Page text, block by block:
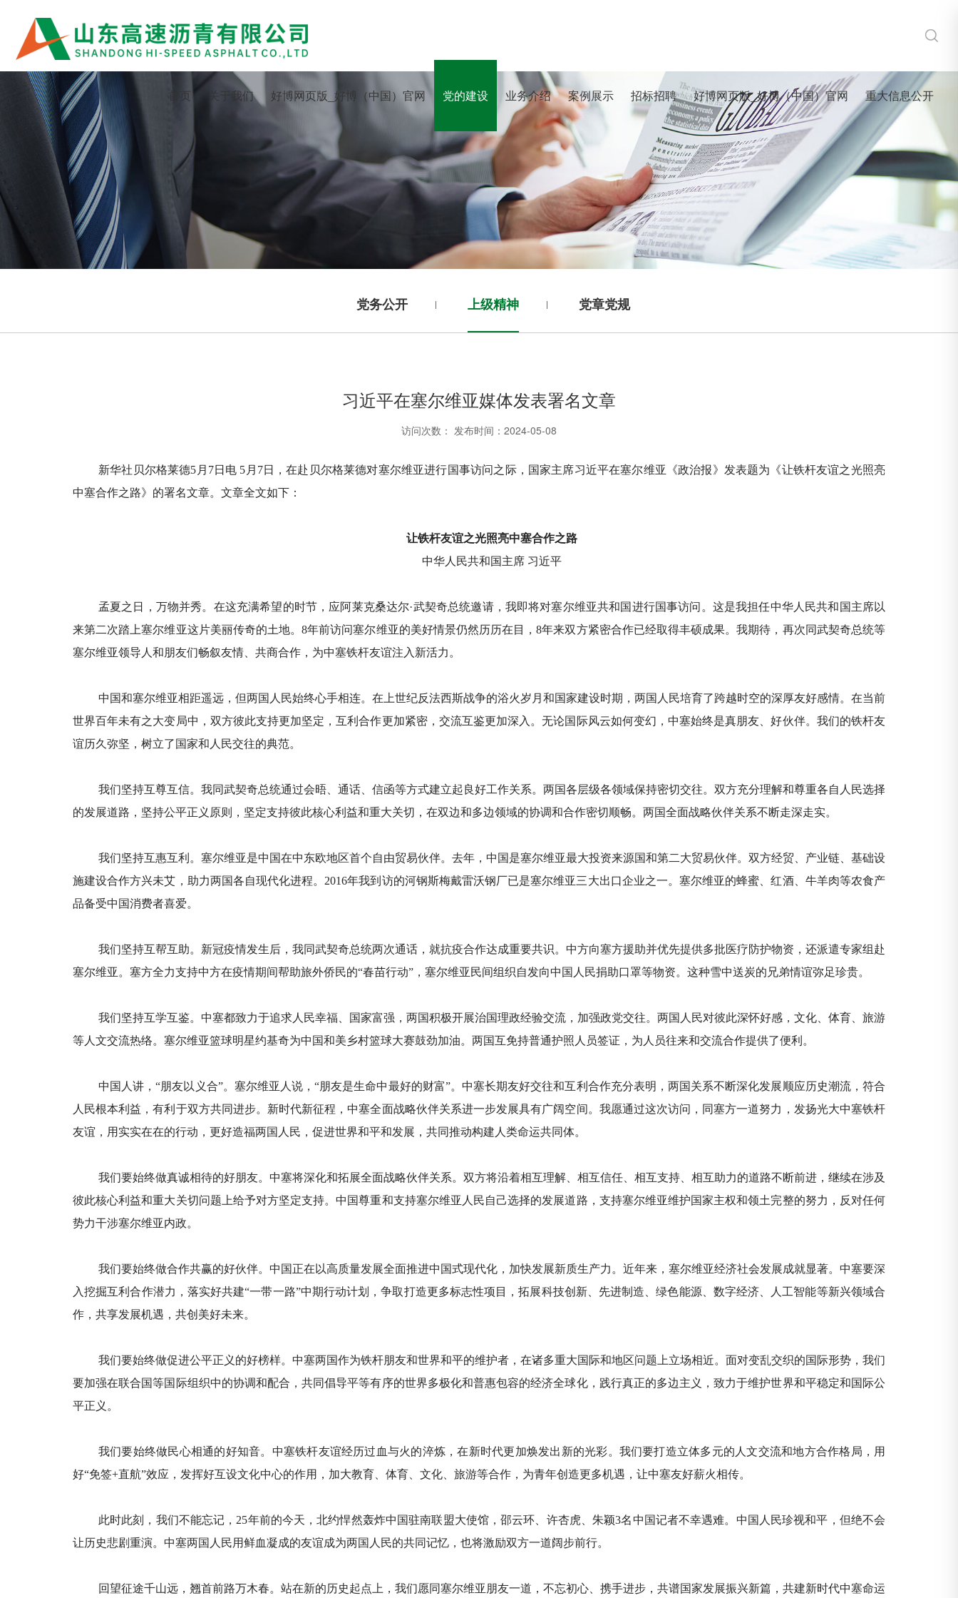
首页 关于我们 好博网页版_好博（中国）官网 党的建设 业务介绍 案例展示 招标招聘 好博网页版_好博（中国）官网 重大信息公开
党务公开 上级精神 党章党规
习近平在塞尔维亚媒体发表署名文章
访问次数： 发布时间：2024-05-08
新华社贝尔格莱德5月7日电 5月7日，在赴贝尔格莱德对塞尔维亚进行国事访问之际，国家主席习近平在塞尔维亚《政治报》发表题为《让铁杆友谊之光照亮
中塞合作之路》的署名文章。文章全文如下：
让铁杆友谊之光照亮中塞合作之路
中华人民共和国主席 习近平
孟夏之日，万物并秀。在这充满希望的时节，应阿莱克桑达尔·武契奇总统邀请，我即将对塞尔维亚共和国进行国事访问。这是我担任中华人民共和国主席以
来第二次踏上塞尔维亚这片美丽传奇的土地。8年前访问塞尔维亚的美好情景仍然历历在目，8年来双方紧密合作已经取得丰硕成果。我期待，再次同武契奇总统等
塞尔维亚领导人和朋友们畅叙友情、共商合作，为中塞铁杆友谊注入新活力。
中国和塞尔维亚相距遥远，但两国人民始终心手相连。在上世纪反法西斯战争的浴火岁月和国家建设时期，两国人民培育了跨越时空的深厚友好感情。在当前
世界百年未有之大变局中，双方彼此支持更加坚定，互利合作更加紧密，交流互鉴更加深入。无论国际风云如何变幻，中塞始终是真朋友、好伙伴。我们的铁杆友
谊历久弥坚，树立了国家和人民交往的典范。
我们坚持互尊互信。我同武契奇总统通过会晤、通话、信函等方式建立起良好工作关系。两国各层级各领域保持密切交往。双方充分理解和尊重各自人民选择
的发展道路，坚持公平正义原则，坚定支持彼此核心利益和重大关切，在双边和多边领域的协调和合作密切顺畅。两国全面战略伙伴关系不断走深走实。
我们坚持互惠互利。塞尔维亚是中国在中东欧地区首个自由贸易伙伴。去年，中国是塞尔维亚最大投资来源国和第二大贸易伙伴。双方经贸、产业链、基础设
施建设合作方兴未艾，助力两国各自现代化进程。2016年我到访的河钢斯梅戴雷沃钢厂已是塞尔维亚三大出口企业之一。塞尔维亚的蜂蜜、红酒、牛羊肉等农食产
品备受中国消费者喜爱。
我们坚持互帮互助。新冠疫情发生后，我同武契奇总统两次通话，就抗疫合作达成重要共识。中方向塞方援助并优先提供多批医疗防护物资，还派遣专家组赴
塞尔维亚。塞方全力支持中方在疫情期间帮助旅外侨民的“春苗行动”，塞尔维亚民间组织自发向中国人民捐助口罩等物资。这种雪中送炭的兄弟情谊弥足珍贵。
我们坚持互学互鉴。中塞都致力于追求人民幸福、国家富强，两国积极开展治国理政经验交流，加强政党交往。两国人民对彼此深怀好感，文化、体育、旅游
等人文交流热络。塞尔维亚篮球明星约基奇为中国和美乡村篮球大赛鼓劲加油。两国互免持普通护照人员签证，为人员往来和交流合作提供了便利。
中国人讲，“朋友以义合”。塞尔维亚人说，“朋友是生命中最好的财富”。中塞长期友好交往和互利合作充分表明，两国关系不断深化发展顺应历史潮流，符合
人民根本利益，有利于双方共同进步。新时代新征程，中塞全面战略伙伴关系进一步发展具有广阔空间。我愿通过这次访问，同塞方一道努力，发扬光大中塞铁杆
友谊，用实实在在的行动，更好造福两国人民，促进世界和平和发展，共同推动构建人类命运共同体。
我们要始终做真诚相待的好朋友。中塞将深化和拓展全面战略伙伴关系。双方将沿着相互理解、相互信任、相互支持、相互助力的道路不断前进，继续在涉及
彼此核心利益和重大关切问题上给予对方坚定支持。中国尊重和支持塞尔维亚人民自己选择的发展道路，支持塞尔维亚维护国家主权和领土完整的努力，反对任何
势力干涉塞尔维亚内政。
我们要始终做合作共赢的好伙伴。中国正在以高质量发展全面推进中国式现代化，加快发展新质生产力。近年来，塞尔维亚经济社会发展成就显著。中塞要深
入挖掘互利合作潜力，落实好共建“一带一路”中期行动计划，争取打造更多标志性项目，拓展科技创新、先进制造、绿色能源、数字经济、人工智能等新兴领域合
作，共享发展机遇，共创美好未来。
我们要始终做促进公平正义的好榜样。中塞两国作为铁杆朋友和世界和平的维护者，在诸多重大国际和地区问题上立场相近。面对变乱交织的国际形势，我们
要加强在联合国等国际组织中的协调和配合，共同倡导平等有序的世界多极化和普惠包容的经济全球化，践行真正的多边主义，致力于维护世界和平稳定和国际公
平正义。
我们要始终做民心相通的好知音。中塞铁杆友谊经历过血与火的淬炼，在新时代更加焕发出新的光彩。我们要打造立体多元的人文交流和地方合作格局，用
好“免签+直航”效应，发挥好互设文化中心的作用，加大教育、体育、文化、旅游等合作，为青年创造更多机遇，让中塞友好薪火相传。
此时此刻，我们不能忘记，25年前的今天，北约悍然轰炸中国驻南联盟大使馆，邵云环、许杏虎、朱颖3名中国记者不幸遇难。中国人民珍视和平，但绝不会
让历史悲剧重演。中塞两国人民用鲜血凝成的友谊成为两国人民的共同记忆，也将激励双方一道阔步前行。
回望征途千山远，翘首前路万木春。站在新的历史起点上，我们愿同塞尔维亚朋友一道，不忘初心、携手进步，共谱国家发展振兴新篇，共建新时代中塞命运